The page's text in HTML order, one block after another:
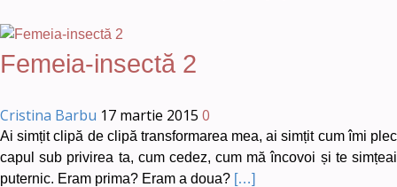
Femeia-insectă 2
Cristina Barbu 17 martie 2015 0
Ai simțit clipă de clipă transformarea mea, ai simțit cum îmi plec
capul sub privirea ta, cum cedez, cum mă încovoi și te simțeai
puternic. Eram prima? Eram a doua? […]